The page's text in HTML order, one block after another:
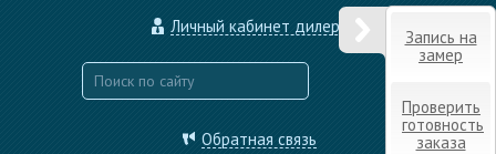
Запись на
замер
Проверить
готовность
заказа
Личный кабинет дилера
Обратная связь